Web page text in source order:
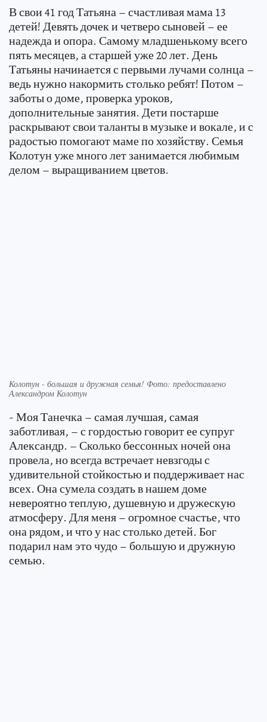
В свои 41 год Татьяна – счастливая мама 13
детей! Девять дочек и четверо сыновей – ее
надежда и опора. Самому младшенькому всего
пять месяцев, а старшей уже 20 лет. День
Татьяны начинается с первыми лучами солнца –
ведь нужно накормить столько ребят! Потом –
заботы о доме, проверка уроков,
дополнительные занятия. Дети постарше
раскрывают свои таланты в музыке и вокале, и с
радостью помогают маме по хозяйству. Семья
Колотун уже много лет занимается любимым
делом – выращиванием цветов.
Колотун - большая и дружная семья! Фото: предоставлено
Александром Колотун
- Моя Танечка – самая лучшая, самая
заботливая, – с гордостью говорит ее супруг
Александр. – Сколько бессонных ночей она
провела, но всегда встречает невзгоды с
удивительной стойкостью и поддерживает нас
всех. Она сумела создать в нашем доме
невероятно теплую, душевную и дружескую
атмосферу. Для меня – огромное счастье, что
она рядом, и что у нас столько детей. Бог
подарил нам это чудо – большую и дружную
семью.